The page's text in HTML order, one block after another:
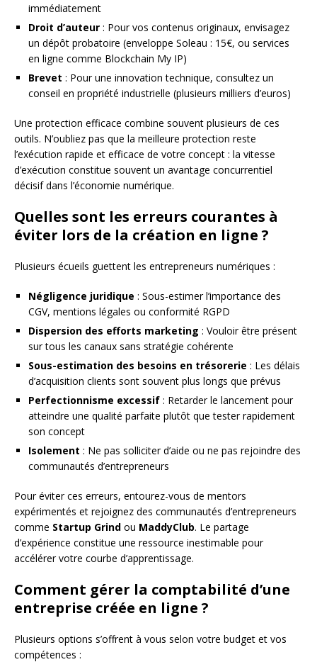
immédiatement
Droit d’auteur : Pour vos contenus originaux, envisagez
un dépôt probatoire (enveloppe Soleau : 15€, ou services
en ligne comme Blockchain My IP)
Brevet : Pour une innovation technique, consultez un
conseil en propriété industrielle (plusieurs milliers d’euros)
Une protection efficace combine souvent plusieurs de ces
outils. N’oubliez pas que la meilleure protection reste
l’exécution rapide et efficace de votre concept : la vitesse
d’exécution constitue souvent un avantage concurrentiel
décisif dans l’économie numérique.
Quelles sont les erreurs courantes à
éviter lors de la création en ligne ?
Plusieurs écueils guettent les entrepreneurs numériques :
Négligence juridique : Sous-estimer l’importance des
CGV, mentions légales ou conformité RGPD
Dispersion des efforts marketing : Vouloir être présent
sur tous les canaux sans stratégie cohérente
Sous-estimation des besoins en trésorerie : Les délais
d’acquisition clients sont souvent plus longs que prévus
Perfectionnisme excessif : Retarder le lancement pour
atteindre une qualité parfaite plutôt que tester rapidement
son concept
Isolement : Ne pas solliciter d’aide ou ne pas rejoindre des
communautés d’entrepreneurs
Pour éviter ces erreurs, entourez-vous de mentors
expérimentés et rejoignez des communautés d’entrepreneurs
comme Startup Grind ou MaddyClub. Le partage
d’expérience constitue une ressource inestimable pour
accélérer votre courbe d’apprentissage.
Comment gérer la comptabilité d’une
entreprise créée en ligne ?
Plusieurs options s’offrent à vous selon votre budget et vos
compétences :